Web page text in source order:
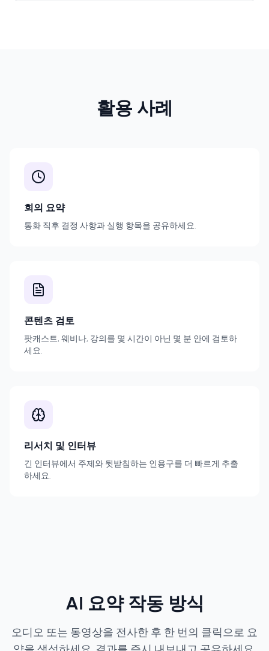
활용 사례
회의 요약
통화 직후 결정 사항과 실행 항목을 공유하세요.
콘텐츠 검토
팟캐스트, 웨비나, 강의를 몇 시간이 아닌 몇 분 안에 검토하
세요.
리서치 및 인터뷰
긴 인터뷰에서 주제와 뒷받침하는 인용구를 더 빠르게 추출
하세요.
AI 요약 작동 방식
오디오 또는 동영상을 전사한 후 한 번의 클릭으로 요